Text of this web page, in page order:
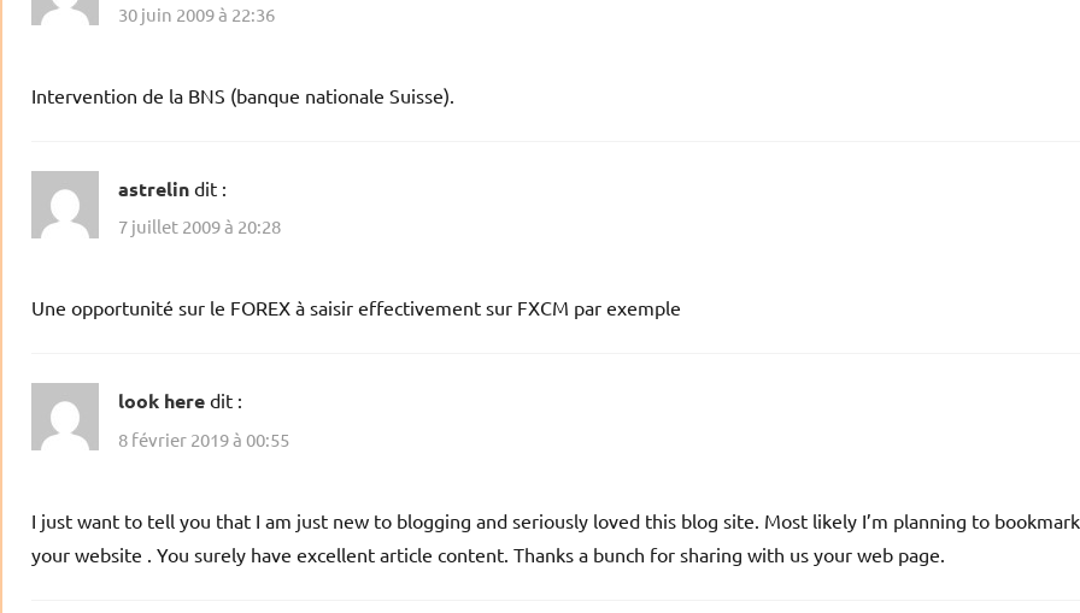
30 juin 2009 à 22:36
Intervention de la BNS (banque nationale Suisse).
astrelin dit :
7 juillet 2009 à 20:28
Une opportunité sur le FOREX à saisir effectivement sur FXCM par exemple
look here dit :
8 février 2019 à 00:55
I just want to tell you that I am just new to blogging and seriously loved this blog site. Most likely I’m planning to bookmark
your website . You surely have excellent article content. Thanks a bunch for sharing with us your web page.